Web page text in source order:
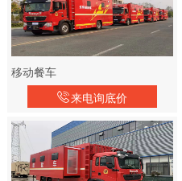
移动餐车
来电询底价